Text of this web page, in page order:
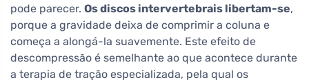
pode parecer. Os discos intervertebrais libertam-se,
porque a gravidade deixa de comprimir a coluna e
começa a alongá-la suavemente. Este efeito de
descompressão é semelhante ao que acontece durante
a terapia de tração especializada, pela qual os